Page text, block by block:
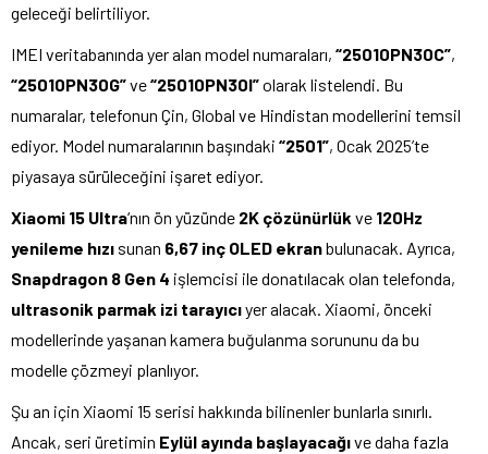
geleceği belirtiliyor.
IMEI veritabanında yer alan model numaraları, “25010PN30C”,
“25010PN30G”ve“25010PN30I”olarak listelendi. Bu
numaralar, telefonun Çin, Global ve Hindistan modellerini temsil
ediyor. Model numaralarının başındaki “2501”, Ocak 2025’te
piyasaya sürüleceğini işaret ediyor.
Xiaomi 15 Ultra‘nın ön yüzünde 2K çözünürlük ve 120Hz
yenileme hızı sunan 6,67 inç OLED ekranbulunacak. Ayrıca,
Snapdragon 8 Gen 4 işlemcisi ile donatılacak olan telefonda,
ultrasonik parmak izi tarayıcıyer alacak. Xiaomi, önceki
modellerinde yaşanan kamera buğulanma sorununu da bu
modelle çözmeyi planlıyor.
Şu an için Xiaomi 15 serisi hakkında bilinenler bunlarla sınırlı.
Ancak, seri üretimin Eylül ayında başlayacağıve daha fazla